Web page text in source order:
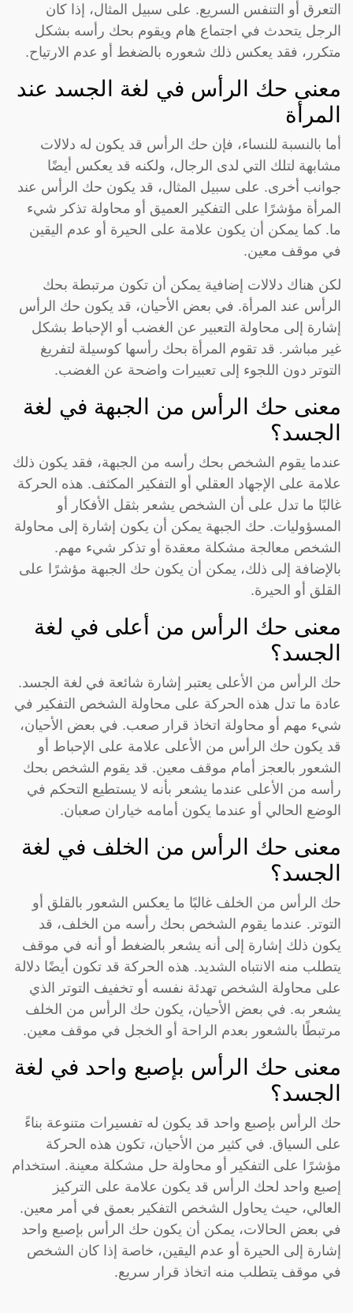
التعرق أو التنفس السريع. على سبيل المثال، إذا كان
الرجل يتحدث في اجتماع هام ويقوم بحك رأسه بشكل
متكرر، فقد يعكس ذلك شعوره بالضغط أو عدم الارتياح.
معنى حك الرأس في لغة الجسد عند
المرأة
أما بالنسبة للنساء، فإن حك الرأس قد يكون له دلالات
مشابهة لتلك التي لدى الرجال، ولكنه قد يعكس أيضًا
جوانب أخرى. على سبيل المثال، قد يكون حك الرأس عند
المرأة مؤشرًا على التفكير العميق أو محاولة تذكر شيء
ما. كما يمكن أن يكون علامة على الحيرة أو عدم اليقين
في موقف معين.
لكن هناك دلالات إضافية يمكن أن تكون مرتبطة بحك
الرأس عند المرأة. في بعض الأحيان، قد يكون حك الرأس
إشارة إلى محاولة التعبير عن الغضب أو الإحباط بشكل
غير مباشر. قد تقوم المرأة بحك رأسها كوسيلة لتفريغ
التوتر دون اللجوء إلى تعبيرات واضحة عن الغضب.
معنى حك الرأس من الجبهة في لغة
الجسد؟
عندما يقوم الشخص بحك رأسه من الجبهة، فقد يكون ذلك
علامة على الإجهاد العقلي أو التفكير المكثف. هذه الحركة
غالبًا ما تدل على أن الشخص يشعر بثقل الأفكار أو
المسؤوليات. حك الجبهة يمكن أن يكون إشارة إلى محاولة
الشخص معالجة مشكلة معقدة أو تذكر شيء مهم.
بالإضافة إلى ذلك، يمكن أن يكون حك الجبهة مؤشرًا على
القلق أو الحيرة.
معنى حك الرأس من أعلى في لغة
الجسد؟
حك الرأس من الأعلى يعتبر إشارة شائعة في لغة الجسد.
عادة ما تدل هذه الحركة على محاولة الشخص التفكير في
شيء مهم أو محاولة اتخاذ قرار صعب. في بعض الأحيان،
قد يكون حك الرأس من الأعلى علامة على الإحباط أو
الشعور بالعجز أمام موقف معين. قد يقوم الشخص بحك
رأسه من الأعلى عندما يشعر بأنه لا يستطيع التحكم في
الوضع الحالي أو عندما يكون أمامه خياران صعبان.
معنى حك الرأس من الخلف في لغة
الجسد؟
حك الرأس من الخلف غالبًا ما يعكس الشعور بالقلق أو
التوتر. عندما يقوم الشخص بحك رأسه من الخلف، قد
يكون ذلك إشارة إلى أنه يشعر بالضغط أو أنه في موقف
يتطلب منه الانتباه الشديد. هذه الحركة قد تكون أيضًا دلالة
على محاولة الشخص تهدئة نفسه أو تخفيف التوتر الذي
يشعر به. في بعض الأحيان، يكون حك الرأس من الخلف
مرتبطًا بالشعور بعدم الراحة أو الخجل في موقف معين.
معنى حك الرأس بإصبع واحد في لغة
الجسد؟
حك الرأس بإصبع واحد قد يكون له تفسيرات متنوعة بناءً
على السياق. في كثير من الأحيان، تكون هذه الحركة
مؤشرًا على التفكير أو محاولة حل مشكلة معينة. استخدام
إصبع واحد لحك الرأس قد يكون علامة على التركيز
العالي، حيث يحاول الشخص التفكير بعمق في أمر معين.
في بعض الحالات، يمكن أن يكون حك الرأس بإصبع واحد
إشارة إلى الحيرة أو عدم اليقين، خاصة إذا كان الشخص
في موقف يتطلب منه اتخاذ قرار سريع.